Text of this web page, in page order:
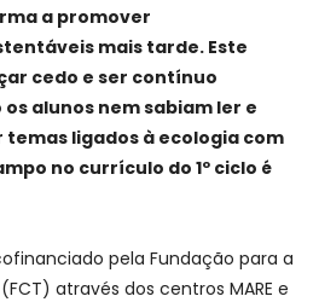
a promover
mais tarde. Este
cedo e ser contínuo
alunos nem sabiam ler e
ligados à ecologia com
no currículo do 1º ciclo é
pela Fundação para a
através dos centros MARE e